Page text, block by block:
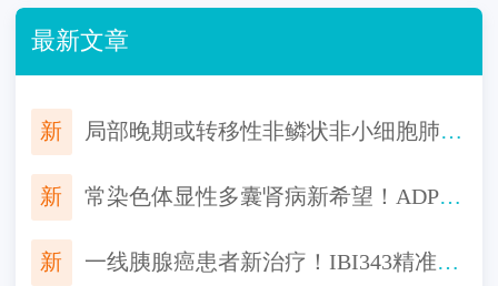
最新文章
新 局部晚期或转移性非鳞状非小细胞肺癌一线用药，HB0025注射液联合化疗对比替雷利珠单抗联合化疗来了
新 常染色体显性多囊肾病新希望！ADPKD创新生物制品AZD1613，有望延缓肾功能恶化
新 一线胰腺癌患者新治疗！IBI343精准打击CLDN18.2阳性肿瘤，免费入组机会！